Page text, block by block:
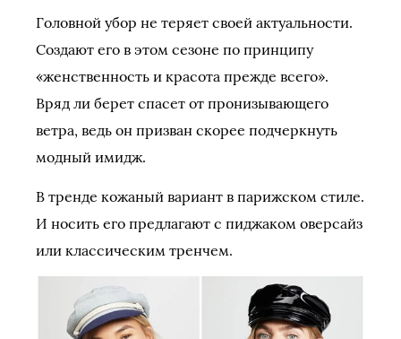
Головной убор не теряет своей актуальности.
Создают его в этом сезоне по принципу
«женственность и красота прежде всего».
Вряд ли берет спасет от пронизывающего
ветра, ведь он призван скорее подчеркнуть
модный имидж.
В тренде кожаный вариант в парижском стиле.
И носить его предлагают с пиджаком оверсайз
или классическим тренчем.